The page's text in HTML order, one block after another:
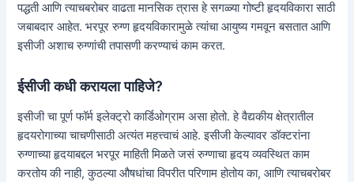
पद्धती आणि त्याचबरोबर वाढता मानसिक त्रास हे सगळ्या गोष्टी हृदयविकारा साठी
जबाबदार आहेत. भरपूर रुग्ण हृदयविकारामुळे त्यांचा आयुष्य गमवून बसतात आणि
इसीजी अशाच रुग्णांची तपासणी करण्याचं काम करत.
ईसीजी कधी करायला पाहिजे?
इसीजी चा पूर्ण फॉर्म इलेक्ट्रो कार्डिओग्राम असा होतो. हे वैद्यकीय क्षेत्रातील
हृदयरोगाच्या चाचणीसाठी अत्यंत महत्त्वाचं आहे. इसीजी केल्यावर डॉक्टरांना
रुग्णाच्या हृदयाबद्दल भरपूर माहिती मिळते जसं रुग्णाचा हृदय व्यवस्थित काम
करतोय की नाही, कुठल्या औषधांचा विपरीत परिणाम होतोय का, आणि त्याचबरोबर